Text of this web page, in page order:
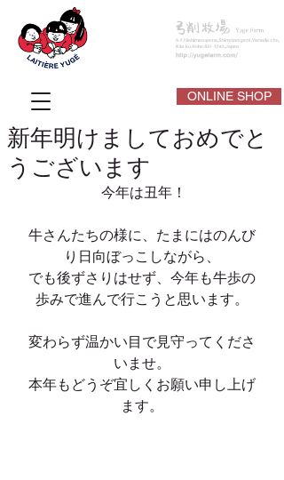
ONLINE SHOP
新年明けましておめでと
うございます
今年は丑年！
牛さんたちの様に、たまにはのんび
り日向ぼっこしながら、
でも後ずさりはせず、今年も牛歩の
歩みで進んで行こうと思います。
変わらず温かい目で見守ってくださ
いませ。
本年もどうぞ宜しくお願い申し上げ
ます。